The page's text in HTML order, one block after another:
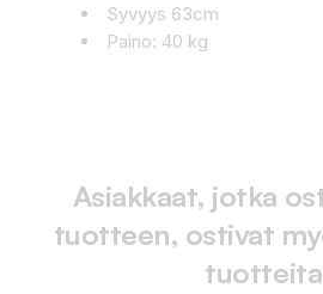
Syvyys 63cm
Paino: 40 kg
Asiakkaat, jotka
tuotteen, ostivat